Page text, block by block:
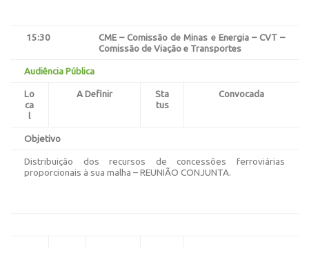
15:30
CME – Comissão de Minas e Energia – CVT –
Comissão de Viação e Transportes
Audiência Pública
Lo
ca
l
A Definir
Sta
tus
Convocada
Objetivo
Distribuição dos recursos de concessões ferroviárias
proporcionais à sua malha – REUNIÃO CONJUNTA.